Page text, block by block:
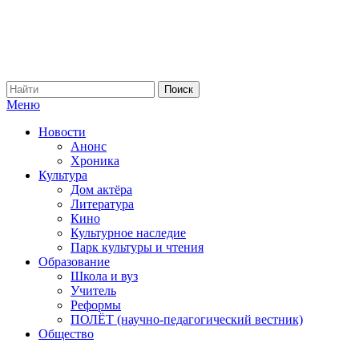
Меню
Новости
Анонс
Хроника
Культура
Дом актёра
Литература
Кино
Культурное наследие
Парк культуры и чтения
Образование
Школа и вуз
Учитель
Реформы
ПОЛЁТ (научно-педагогический вестник)
Общество